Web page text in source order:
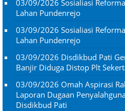
03/09/2026 Sosialiasi
Lahan Pundenrejo
03/09/2026 Sosialiasi
Lahan Pundenrejo
03/09/2026 Disdikbud Pati
Banjir Diduga Distop Plt
03/09/2026 Omah Aspirasi
Laporan Dugaan
Disdikbud Pati